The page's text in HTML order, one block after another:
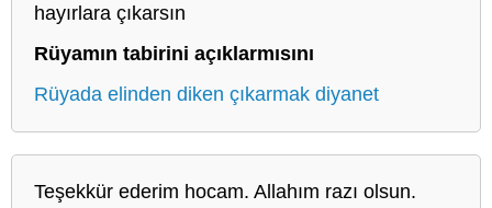
hayırlara çıkarsın
Rüyamın tabirini açıklarmısını
Rüyada elinden diken çıkarmak diyanet
Teşekkür ederim hocam. Allahım razı olsun.